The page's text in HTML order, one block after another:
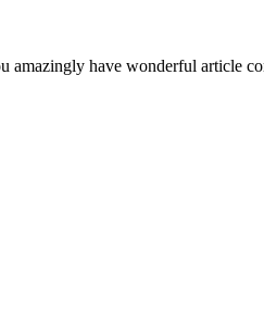
amazingly have wonderful article